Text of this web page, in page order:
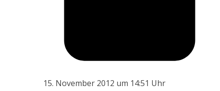
15. November 2012 um 14:51 Uhr